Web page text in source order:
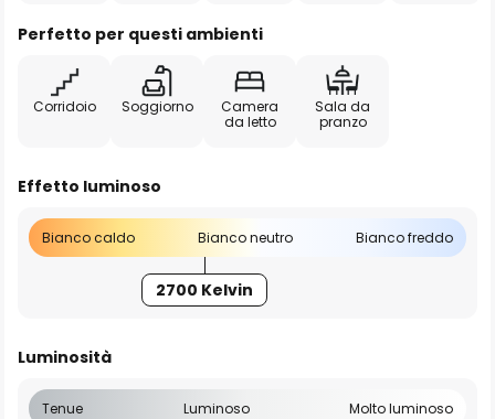
Perfetto per questi ambienti
Corridoio Soggiorno
Camera
da letto
Sala da
pranzo
Effetto luminoso
Bianco caldo Bianco neutro Bianco freddo
2700 Kelvin
Luminosità
Tenue Luminoso Molto luminoso